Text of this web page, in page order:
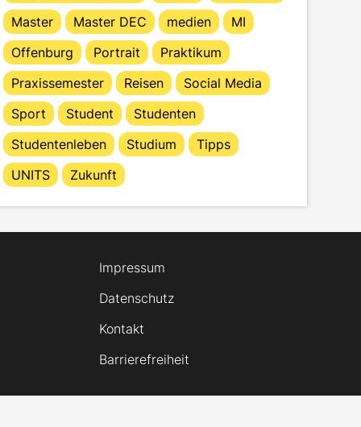
Master
Master DEC medien
MI
Offenburg
Portrait
Praktikum
Praxissemester
Reisen
Social Media
Sport
Student
Studenten
Studentenleben
Studium
Tipps
UNITS
Zukunft
Impressum
Datenschutz
Kontakt
Barrierefreiheit